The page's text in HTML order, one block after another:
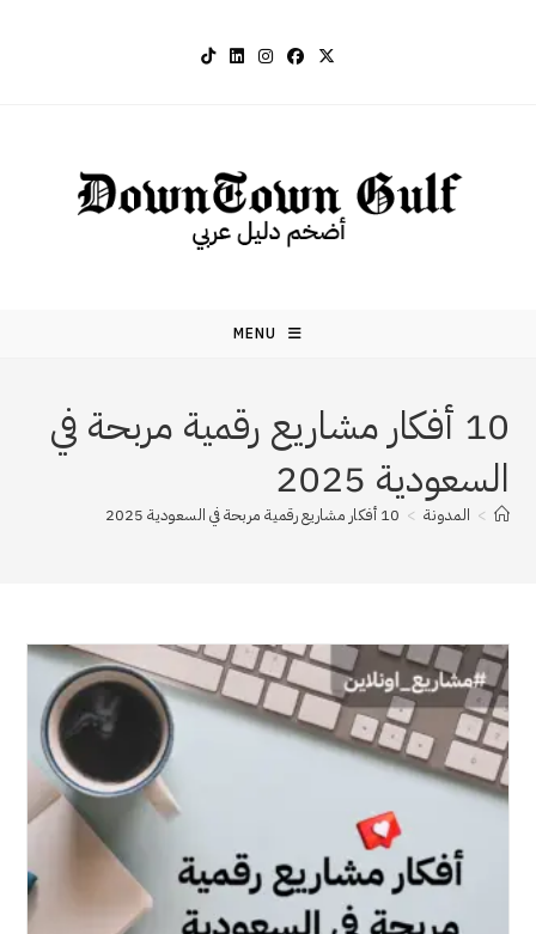
MENU
10 أفكار مشاريع رقمية مربحة في
السعودية 2025
> المدونة > 10 أفكار مشاريع رقمية مربحة في السعودية 2025